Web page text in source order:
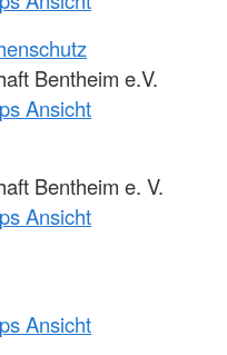
Bentheim e.V.
Ansicht
Bentheim e. V.
Ansicht
Ansicht